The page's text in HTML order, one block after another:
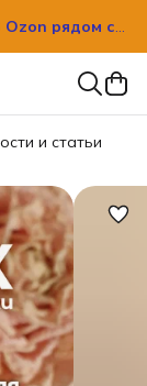
Ozon рядом с
и статьи